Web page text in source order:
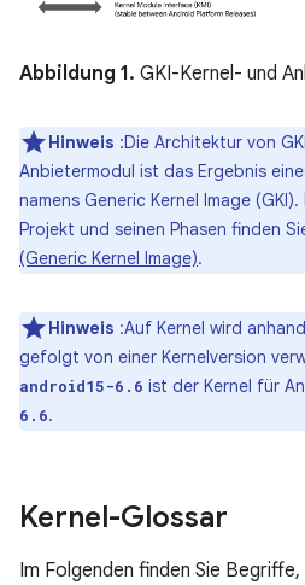
Abbildung 1. GKI-Kernel- und
Hinweis :Die Architektur von
Anbietermodul ist das Ergebnis
namens Generic Kernel Image
Projekt und seinen Phasen finden
(Generic Kernel Image).
Hinweis :Auf Kernel wird
gefolgt von einer Kernelversion
android15-6.6 ist der Kernel für
6.6.
Kernel-Glossar
Im Folgenden finden Sie